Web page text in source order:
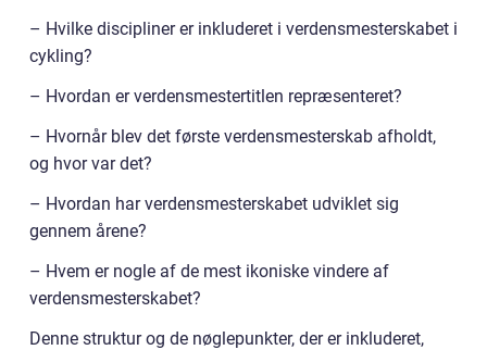
– Hvilke discipliner er inkluderet i verdensmesterskabet i
cykling?
– Hvordan er verdensmestertitlen repræsenteret?
– Hvornår blev det første verdensmesterskab afholdt,
og hvor var det?
– Hvordan har verdensmesterskabet udviklet sig
gennem årene?
– Hvem er nogle af de mest ikoniske vindere af
verdensmesterskabet?
Denne struktur og de nøglepunkter, der er inkluderet,